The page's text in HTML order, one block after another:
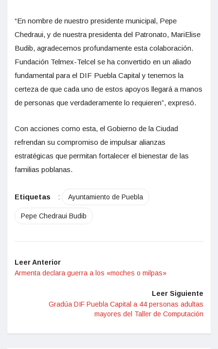
“En nombre de nuestro presidente municipal, Pepe
Chedraui, y de nuestra presidenta del Patronato, MariElise
Budib, agradecemos profundamente esta colaboración.
Fundación Telmex-Telcel se ha convertido en un aliado
fundamental para el DIF Puebla Capital y tenemos la
certeza de que cada uno de estos apoyos llegará a manos
de personas que verdaderamente lo requieren”, expresó.
Con acciones como esta, el Gobierno de la Ciudad
refrendan su compromiso de impulsar alianzas
estratégicas que permitan fortalecer el bienestar de las
familias poblanas.
Etiquetas : Ayuntamiento de Puebla
Pepe Chedraui Budib
Leer Anterior
Armenta declara guerra a los «moches o milpas»
Leer Siguiente
Gradúa DIF Puebla Capital a 44 personas adultas
mayores del Taller de Computación